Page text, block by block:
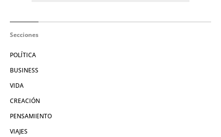
Secciones
POLÍTICA
BUSINESS
VIDA
CREACIÓN
PENSAMIENTO
VIAJES